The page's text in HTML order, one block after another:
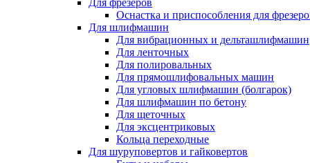
Для фрезеров
Оснастка и приспособления для
Для шлифмашин
Для вибрационных и дельташлифмашин
Для ленточных
Для полировальных
Для прямошлифовальных машин
Для угловых шлифмашин (болгарок)
Для шлифмашин по бетону
Для щеточных
Для эксцентриковых
Кольца переходные
Для шуруповертов и гайковертов